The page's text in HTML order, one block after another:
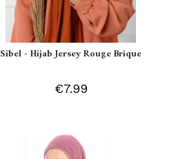
Sibel - Hijab Jersey Rouge Brique
€7.99